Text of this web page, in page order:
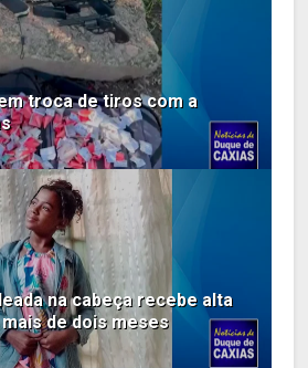
troca de tiros com a
na cabeça recebe alta
de dois meses